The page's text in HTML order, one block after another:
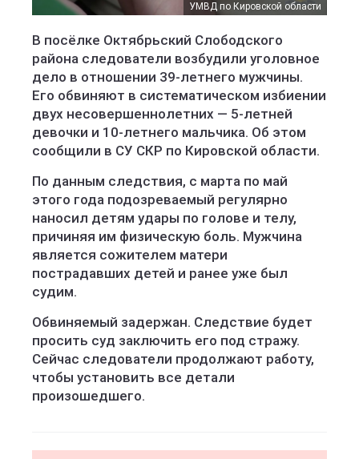
УМВД по Кировской области
В посёлке Октябрьский Слободского
района следователи возбудили уголовное
дело в отношении 39-летнего мужчины.
Его обвиняют в систематическом избиении
двух несовершеннолетних — 5-летней
девочки и 10-летнего мальчика. Об этом
сообщили в СУ СКР по Кировской области.
По данным следствия, с марта по май
этого года подозреваемый регулярно
наносил детям удары по голове и телу,
причиняя им физическую боль. Мужчина
является сожителем матери
пострадавших детей и ранее уже был
судим.
Обвиняемый задержан. Следствие будет
просить суд заключить его под стражу.
Сейчас следователи продолжают работу,
чтобы установить все детали
произошедшего.